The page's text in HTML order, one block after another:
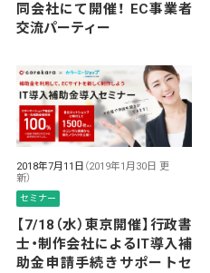
同会社にて開催！ EC事業者
交流パーティー
2018年7月11日 （2019年1月30日 更
新）
セミナー
【7/18（水）東京開催】行政書
士・制作会社によるIT導入補
助金申請手続きサポートセ